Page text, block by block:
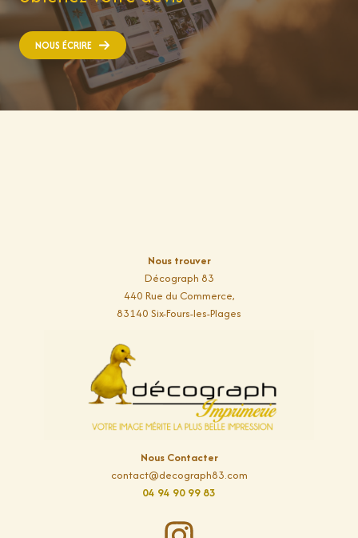
NOUS ÉCRIRE
Nous trouver
Décograph 83
440 Rue du Commerce,
83140 Six-Fours-les-Plages
Nous Contacter
contact@decograph83.com
04 94 90 99 83